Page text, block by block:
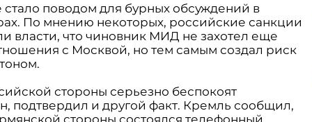
стало поводом для бурных обсуждений в
По мнению некоторых, российские санкции
власти, что чиновник МИД не захотел еще
с Москвой, но тем самым создал риск
стороны серьезно беспокоят
подтвердил и другой факт. Кремль сообщил,
стороны состоялся телефонный